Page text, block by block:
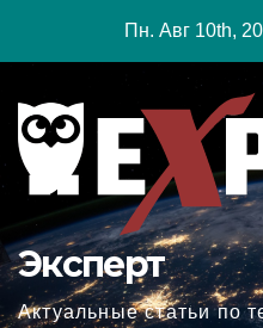
Пн. Авг 10th,
Эксперт
Актуальные статьи по